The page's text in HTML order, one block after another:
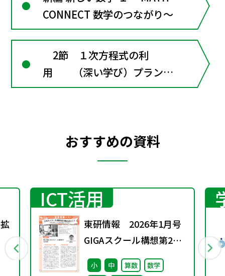
CONNECT 数学のつながり～
2節 １次方程式の利
用 （深い学び）プランタ
ーの間隔は何㎝？
おすすめの資料
ICT活用
東研情報 2026年1月号
GIGAスクール構想第2期
を迎えて ②
小 中 算数
数学